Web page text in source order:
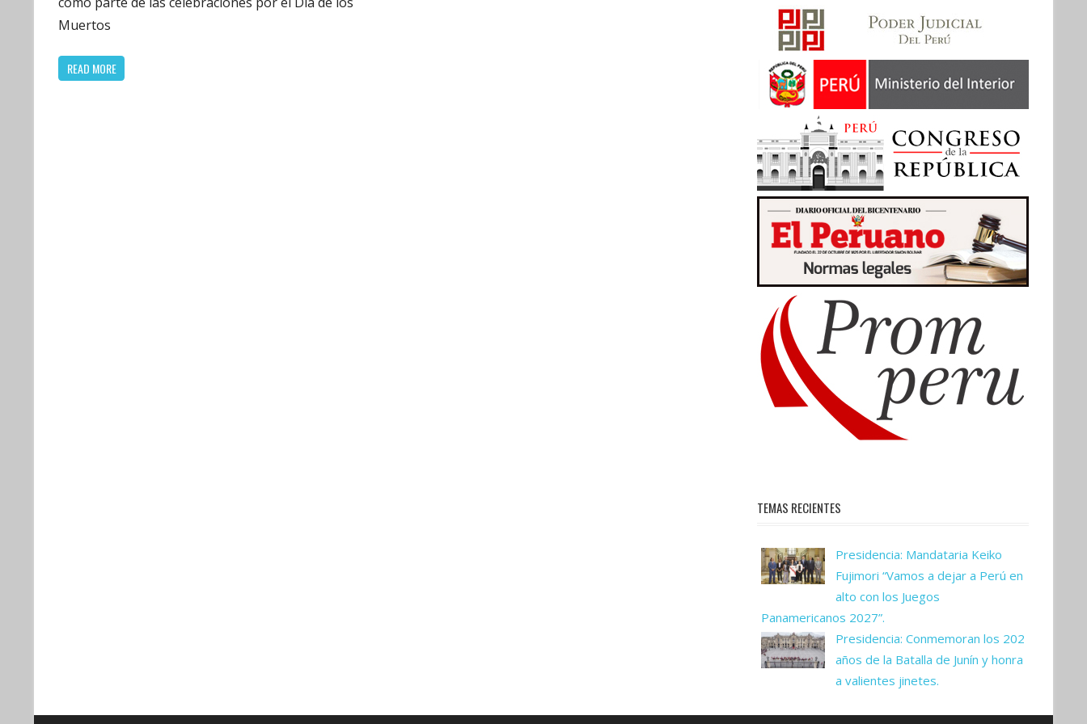
Muertos
READ MORE
TEMAS RECIENTES
Presidencia: Mandataria Keiko
Fujimori “Vamos a dejar a Perú en
alto con los Juegos
Panamericanos 2027”.
Presidencia: Conmemoran los 202
años de la Batalla de Junín y honra
a valientes jinetes.